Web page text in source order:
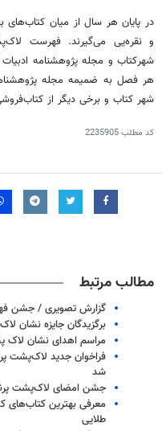
در پایان هر سال از میان کتاب‌های
و نقره‌یی می‌گیرند. فهرست
شهرکتاب و مجله پژوهشنامه
هر فصل به ضمیمه مجله
شهر کتاب و برخی دیگر از
کد مطلب2235905
مطالب مرتبط
گزارش تصویری / جشن
برگزیدگان جایزه نشان
مراسم اهدای نشان لاک
فراخوان جدید لاک‌پشت
شد
جشن امضای لاک‌پشت
طلایی